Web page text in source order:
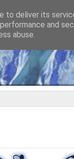
to deliver its
and
abuse.